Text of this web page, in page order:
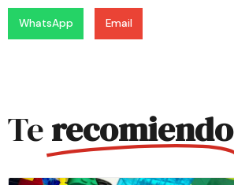
WhatsApp Email
Terecomiendo